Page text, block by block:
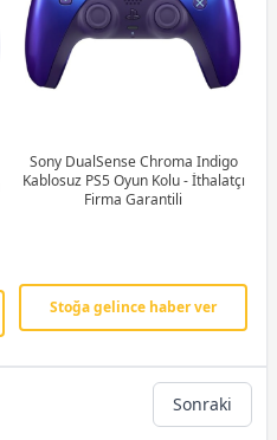
Sony DualSense Chroma Indigo
Kablosuz PS5 Oyun Kolu - İthalatçı
Firma Garantili
Stoğa gelince haber ver
Sonraki